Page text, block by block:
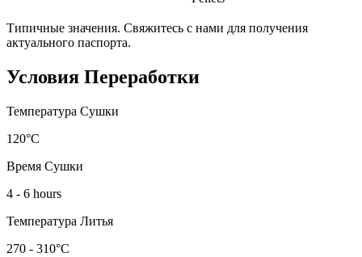
Типичные значения. Свяжитесь с нами для получения
актуального паспорта.
Условия Переработки
Температура Сушки
120°C
Время Сушки
4 - 6 hours
Температура Литья
270 - 310°C